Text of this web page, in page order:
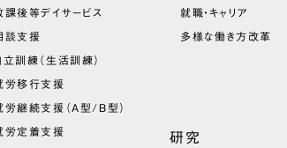
課後等デイサービス
談支援
立訓練（生活訓練）
労移行支援
労継続支援（A型/B型）
労定着支援
就職・キャリア
多様な働き方改革
研究